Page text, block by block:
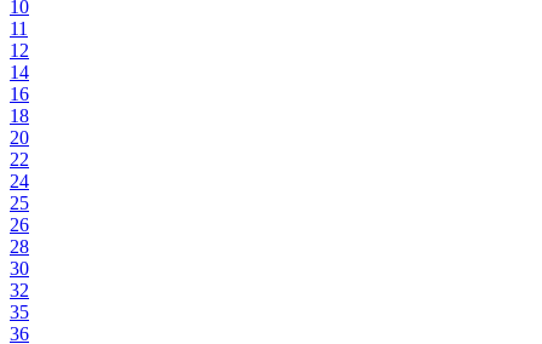
10
11
12
14
16
18
20
22
24
25
26
28
30
32
35
36